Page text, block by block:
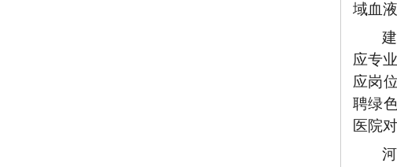
域血
应专
应岗
聘绿
医院